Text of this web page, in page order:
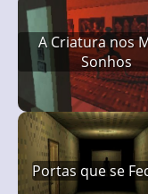
A Criatura nos
Sonhos
Portas que se